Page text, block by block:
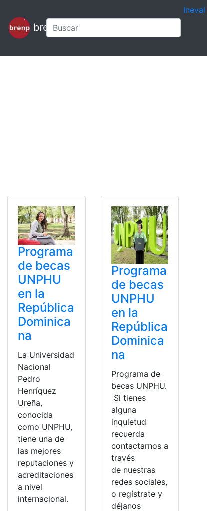
brenp
Ineval
Programa
de becas
UNPHU
en la
República
Dominica
na
La Universidad
Nacional
Pedro
Henríquez
Ureña,
conocida
como UNPHU,
tiene una de
las mejores
reputaciones y
acreditaciones
a nivel
internacional.
Programa
de becas
UNPHU
en la
República
Dominica
na
Programa de
becas UNPHU.
Si tienes
alguna
inquietud
recuerda
contactarnos a
través
de nuestras
redes sociales,
o regístrate y
déjanos